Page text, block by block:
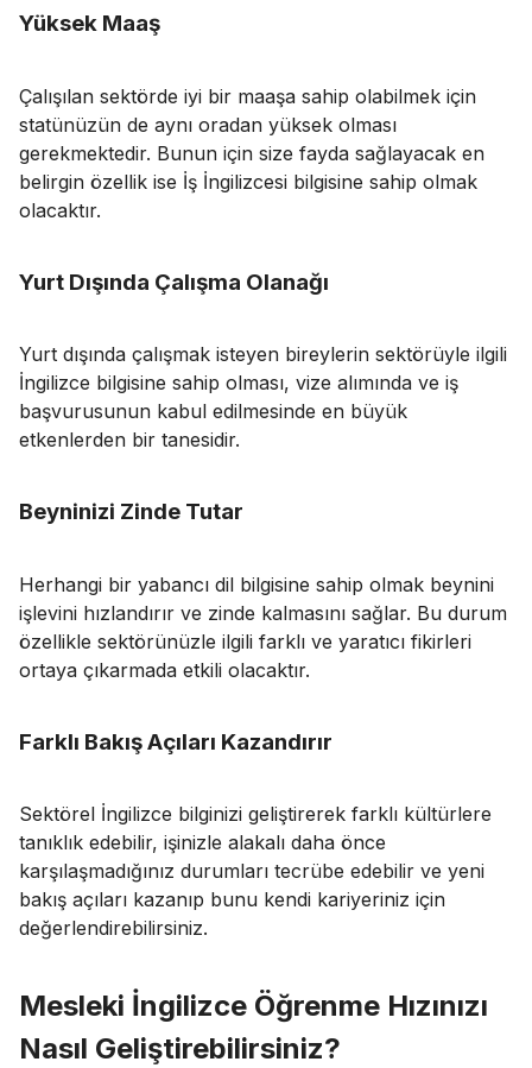
Yüksek Maaş
Çalışılan sektörde iyi bir maaşa sahip olabilmek için
statünüzün de aynı oradan yüksek olması
gerekmektedir. Bunun için size fayda sağlayacak en
belirgin özellik ise İş İngilizcesi bilgisine sahip olmak
olacaktır.
Yurt Dışında Çalışma Olanağı
Yurt dışında çalışmak isteyen bireylerin sektörüyle ilgili
İngilizce bilgisine sahip olması, vize alımında ve iş
başvurusunun kabul edilmesinde en büyük
etkenlerden bir tanesidir.
Beyninizi Zinde Tutar
Herhangi bir yabancı dil bilgisine sahip olmak beynini
işlevini hızlandırır ve zinde kalmasını sağlar. Bu durum
özellikle sektörünüzle ilgili farklı ve yaratıcı fikirleri
ortaya çıkarmada etkili olacaktır.
Farklı Bakış Açıları Kazandırır
Sektörel İngilizce bilginizi geliştirerek farklı kültürlere
tanıklık edebilir, işinizle alakalı daha önce
karşılaşmadığınız durumları tecrübe edebilir ve yeni
bakış açıları kazanıp bunu kendi kariyeriniz için
değerlendirebilirsiniz.
Mesleki İngilizce Öğrenme Hızınızı
Nasıl Geliştirebilirsiniz?